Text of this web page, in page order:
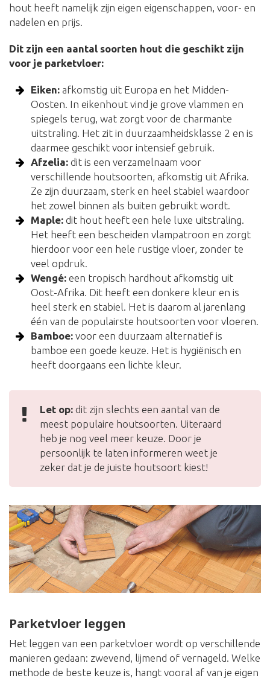
hout heeft namelijk zijn eigen eigenschappen, voor- en
nadelen en prijs.
Dit zijn een aantal soorten hout die geschikt zijn
voor je parketvloer:
Eiken: afkomstig uit Europa en het Midden-
Oosten. In eikenhout vind je grove vlammen en
spiegels terug, wat zorgt voor de charmante
uitstraling. Het zit in duurzaamheidsklasse 2 en is
daarmee geschikt voor intensief gebruik.
Afzelia: dit is een verzamelnaam voor
verschillende houtsoorten, afkomstig uit Afrika.
Ze zijn duurzaam, sterk en heel stabiel waardoor
het zowel binnen als buiten gebruikt wordt.
Maple: dit hout heeft een hele luxe uitstraling.
Het heeft een bescheiden vlampatroon en zorgt
hierdoor voor een hele rustige vloer, zonder te
veel opdruk.
Wengé: een tropisch hardhout afkomstig uit
Oost-Afrika. Dit heeft een donkere kleur en is
heel sterk en stabiel. Het is daarom al jarenlang
één van de populairste houtsoorten voor vloeren.
Bamboe: voor een duurzaam alternatief is
bamboe een goede keuze. Het is hygiënisch en
heeft doorgaans een lichte kleur.
Let op: dit zijn slechts een aantal van de
meest populaire houtsoorten. Uiteraard
heb je nog veel meer keuze. Door je
persoonlijk te laten informeren weet je
zeker dat je de juiste houtsoort kiest!
Parketvloer leggen
Het leggen van een parketvloer wordt op verschillende
manieren gedaan: zwevend, lijmend of vernageld. Welke
methode de beste keuze is, hangt vooral af van je eigen